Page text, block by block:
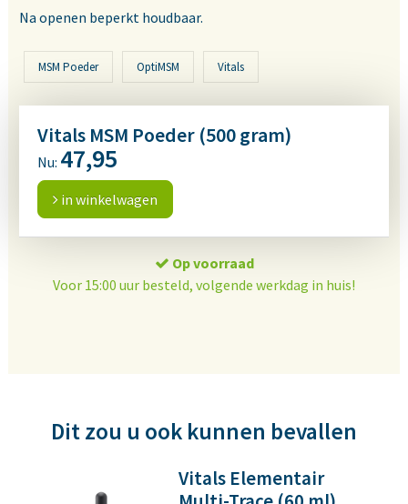
Na openen beperkt houdbaar.
MSM Poeder OptiMSM Vitals
Vitals MSM Poeder (500 gram)
Nu: 47,95
in winkelwagen
Op voorraad
Voor 15:00 uur besteld, volgende werkdag in huis!
Dit zou u ook kunnen bevallen
Vitals Elementair